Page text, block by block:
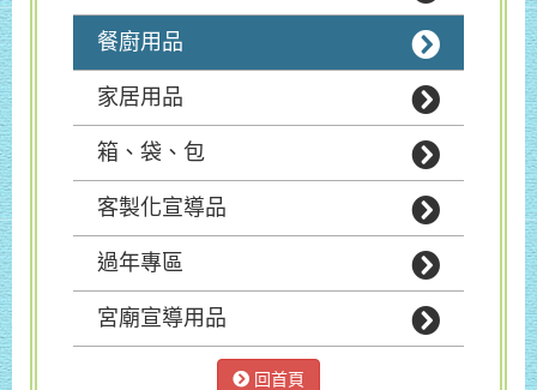
餐廚用品
家居用品
箱、袋、包
客製化宣導品
過年專區
宮廟宣導用品
回首頁